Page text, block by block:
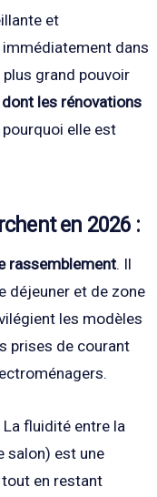
et
dans
plus grand pouvoir
les rénovations
elle est
en 2026 :
rassemblement. Il
déjeuner et de zone
les modèles
prises de courant
La fluidité entre la
salon) est une
en restant